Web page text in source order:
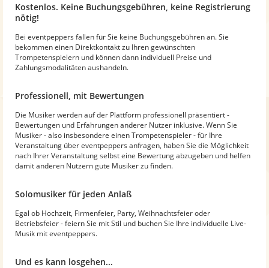
Kostenlos. Keine Buchungsgebühren, keine Registrierung
nötig!
Bei eventpeppers fallen für Sie keine Buchungsgebühren an. Sie
bekommen einen Direktkontakt zu Ihren gewünschten
Trompetenspielern und können dann individuell Preise und
Zahlungsmodalitäten aushandeln.
Professionell, mit Bewertungen
Die Musiker werden auf der Plattform professionell präsentiert -
Bewertungen und Erfahrungen anderer Nutzer inklusive. Wenn Sie
Musiker - also insbesondere einen Trompetenspieler - für Ihre
Veranstaltung über eventpeppers anfragen, haben Sie die Möglichkeit
nach Ihrer Veranstaltung selbst eine Bewertung abzugeben und helfen
damit anderen Nutzern gute Musiker zu finden.
Solomusiker für jeden Anlaß
Egal ob Hochzeit, Firmenfeier, Party, Weihnachtsfeier oder
Betriebsfeier - feiern Sie mit Stil und buchen Sie Ihre individuelle Live-
Musik mit eventpeppers.
Und es kann losgehen...